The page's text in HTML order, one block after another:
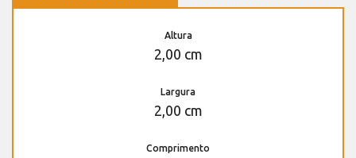
Altura
2,00 cm
Largura
2,00 cm
Comprimento